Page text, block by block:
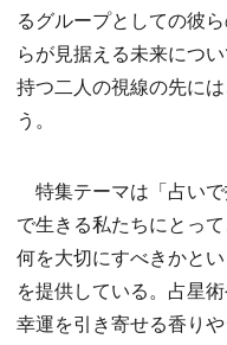
るグループとしての彼
らが見据える未来につ
持つ二人の視線の先に
う。
特集テーマは「占い
で生きる私たちにとっ
何を大切にすべきかと
を提供している。占星
幸運を引き寄せる香り